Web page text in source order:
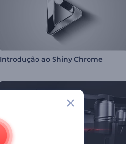
Introdução ao Shiny Chrome